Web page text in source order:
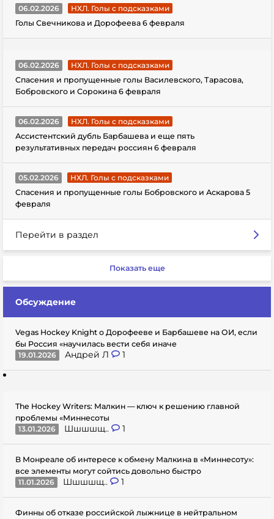
06.02.2026
НХЛ. Голы с подсказками
Голы Свечникова и Дорофеева 6 февраля
06.02.2026
НХЛ. Голы с подсказками
Спасения и пропущенные голы Василевского, Тарасова,
Бобровского и Сорокина 6 февраля
06.02.2026
НХЛ. Голы с подсказками
Ассистентский дубль Барбашева и еще пять
результативных передач россиян 6 февраля
05.02.2026
НХЛ. Голы с подсказками
Спасения и пропущенные голы Бобровского и Аскарова 5
февраля
Перейти в раздел
Показать еще
Обсуждение
Vegas Hockey Knight о Дорофееве и Барбашеве на ОИ, если
бы Россия «научилась вести себя иначе
19.01.2026
Андрей Л 1
The Hockey Writers: Малкин — ключ к решению главной
проблемы «Миннесоты
13.01.2026
Шшшшщ.. 1
В Монреале об интересе к обмену Малкина в «Миннесоту»:
все элементы могут сойтись довольно быстро
11.01.2026
Шшшшщ.. 1
Финны об отказе российской лыжнице в нейтральном